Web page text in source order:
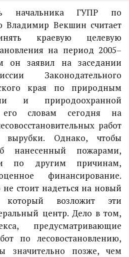
ГУПР по
Владимир Векшин считает
краевую целевую
на период 2005–
он заявил на заседании
Законодательного
края по природным
и природоохранной
его словам сегодня на
работ
Однако, чтобы
нанесенный пожарами,
по другим причинам,
финансирование.
стоит надеться на новый
который возложит эти
центр. Дело в том,
предусматривающие
по лесовостановлению,
значительно позже, чем